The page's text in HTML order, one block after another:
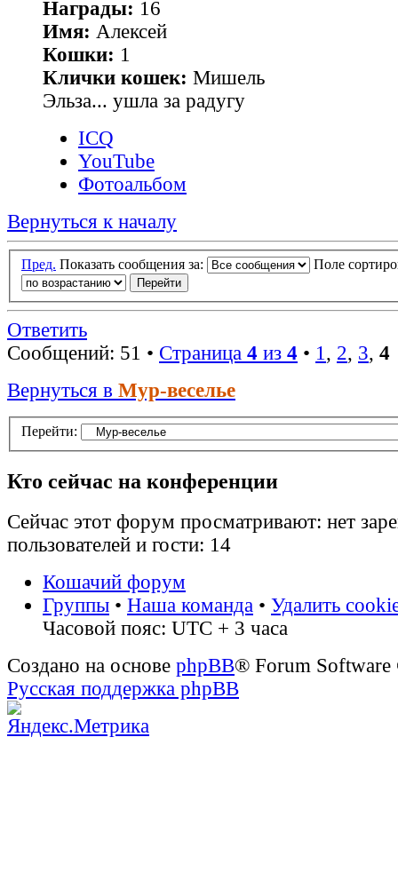
Награды: 16
Имя: Алексей
Кошки: 1
Клички кошек: Мишель
Эльза... ушла за радугу
ICQ
YouTube
Фотоальбом
Вернуться к началу
Пред. Показать сообщения за: Поле
Ответить
Сообщений: 51 • Страница 4 из 4 • 1 , 2, 3, 4
Вернуться в Мур-веселье
Перейти:
Кто сейчас на конференции
Сейчас этот форум просматривают: нет
пользователей и гости: 14
Кошачий форум
Группы • Наша команда • Удалить
Часовой пояс: UTC + 3 часа
Создано на основе phpBB® Forum
Русская поддержка phpBB